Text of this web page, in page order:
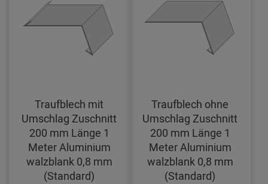
Traufblech mit
Umschlag Zuschnitt
200 mm Länge 1
Meter Aluminium
walzblank 0,8 mm
(Standard)
Traufblech ohne
Umschlag Zuschnitt
200 mm Länge 1
Meter Aluminium
walzblank 0,8 mm
(Standard)